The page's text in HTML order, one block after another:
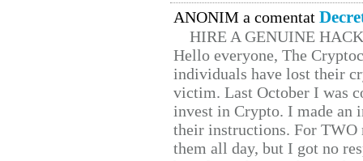
ANONIM a comentat
HIRE A GENUINE
Hello everyone, The
individuals have lost their
victim. Last October I was
invest in Crypto. I made
their instructions. For TWO
them all day, but I got no